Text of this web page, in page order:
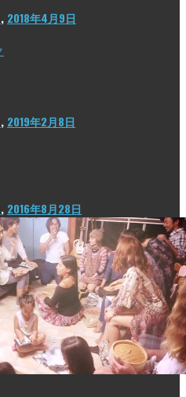
, 2018年4月9日
, 2019年2月8日
, 2016年8月28日